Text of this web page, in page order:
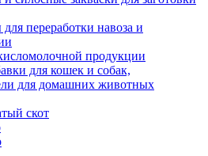
переработки навоза и
продукции
для кошек и собак,
для домашних животных
скот